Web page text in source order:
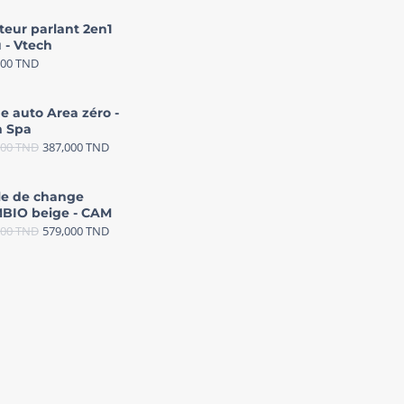
parlant 2en1
- Vtech
TND
auto Area zéro -
Spa
TND 387,000TND
de change
beige - CAM
TND 579,000TND